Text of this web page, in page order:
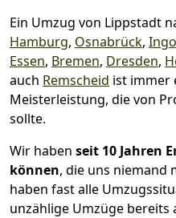
Ein Umzug von Lippstadt
Hamburg, Osnabrück,
Essen, Bremen, Dresden,
auch Remscheid ist immer
Meisterleistung, die von
sollte.
Wir haben seit 10 Jahren
können, die uns niemand
haben fast alle
unzählige Umzüge bereits